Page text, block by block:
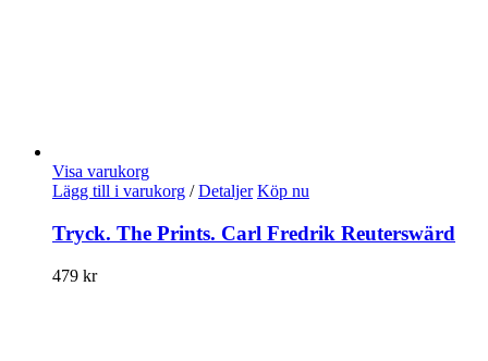
Visa varukorg
Lägg till i varukorg / Detaljer Köp nu
Tryck. The Prints. Carl Fredrik Reuterswärd
479 kr